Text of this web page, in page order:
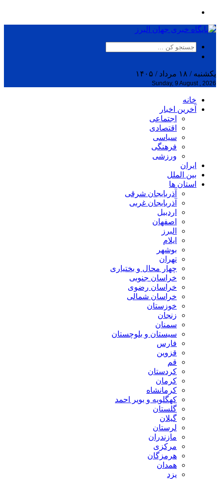
یکشنبه / ۱۸ مرداد / ۱۴۰۵
Sunday, 9 August , 2026
خانه
آخرین اخبار
اجتماعی
اقتصادی
سیاسی
فرهنگی
ورزشی
ایران
بین الملل
استان ها
آذربایجان شرقی
آذربایجان غربی
اردبیل
اصفهان
البرز
ایلام
بوشهر
تهران
چهار محال و بختیاری
خراسان جنوبی
خراسان رضوی
خراسان شمالی
خوزستان
زنجان
سمنان
سیستان و بلوچستان
فارس
قزوین
قم
کردستان
کرمان
کرمانشاه
کهگلویه و بویر احمد
گلستان
گیلان
لرستان
مازندران
مرکزی
هرمزگان
همدان
یزد